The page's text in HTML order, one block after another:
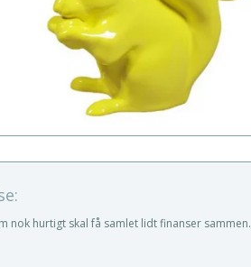
nok hurtigt skal få samlet lidt finanser sammen.